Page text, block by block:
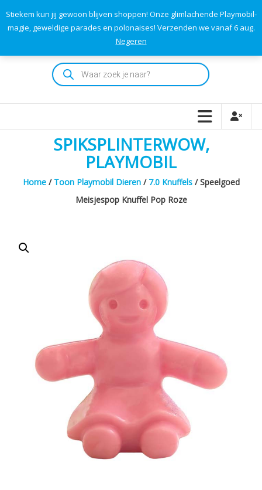
Stiekem kun jij gewoon blijven shoppen! Onze glimlachende Playmobil-
magie, geweldige parades en polonaises! Verzenden we vanaf 6 aug.
Negeren
content
Playmodok
Tweedehands
dromen
voor
iedereen
TOTAAL
Producten
zoeken
SPIKSPLINTERWOW,
PLAYMOBIL
Home/ Toon Playmobil Dieren/ 7.0 Knuffels/ Speelgoed
Meisjespop Knuffel Pop Roze